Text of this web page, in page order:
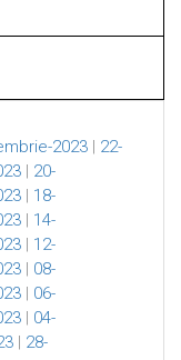
2023 | 22-
| 20-
| 18-
| 14-
| 12-
| 08-
| 06-
| 04-
| 28-